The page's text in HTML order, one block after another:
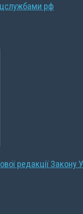
рф
редакції Закону